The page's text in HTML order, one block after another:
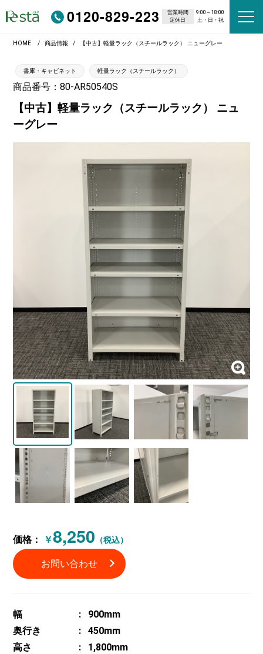
0120-829-223 営業時間
9:00～18:00
定休日
土・日・祝
HOME 商品情報 【中古】軽量ラック（スチールラック） ニューグレー
書庫・キャビネット 軽量ラック（スチールラック）
商品番号：80-AR50540S
【中古】軽量ラック（スチールラック） ニュ
ーグレー
価格： ￥8,250 （税込）
お問い合わせ
幅
900mm
奥行き
450mm
高さ
1,800mm